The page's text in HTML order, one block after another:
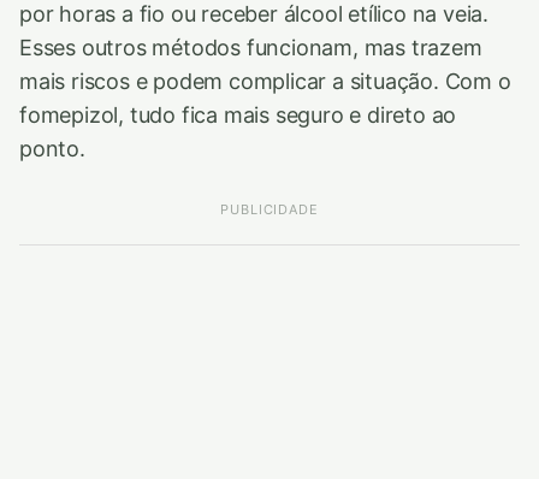
por horas a fio ou receber álcool etílico na veia.
Esses outros métodos funcionam, mas trazem
mais riscos e podem complicar a situação. Com o
fomepizol, tudo fica mais seguro e direto ao
ponto.
PUBLICIDADE